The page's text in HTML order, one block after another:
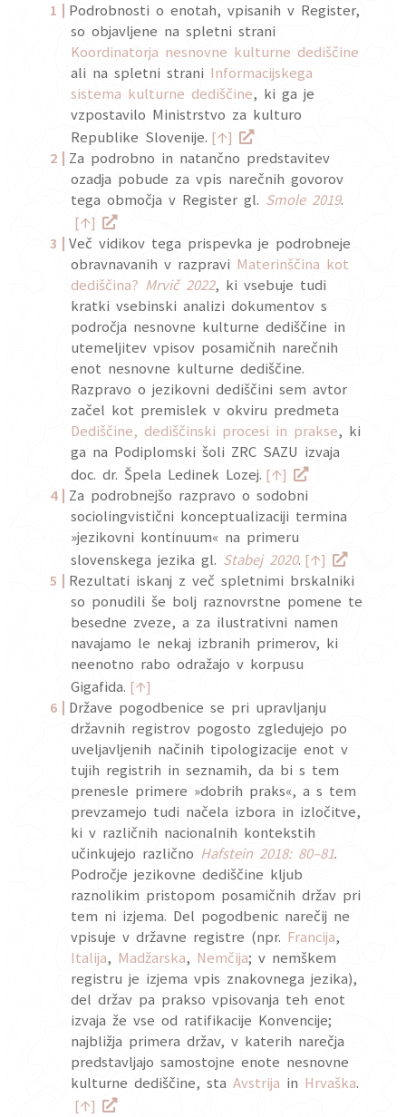
Podrobnosti o enotah, vpisanih v Register,
so objavljene na spletni strani
Koordinatorja nesnovne kulturne dediščine
ali na spletni strani Informacijskega
sistema kulturne dediščine, ki ga je
vzpostavilo Ministrstvo za kulturo
Republike Slovenije. [↑]
Za podrobno in natančno predstavitev
ozadja pobude za vpis narečnih govorov
tega območja v Register gl. Smole 2019.
[↑]
Več vidikov tega prispevka je podrobneje
obravnavanih v razpravi Materinščina kot
dediščina? Mrvič 2022, ki vsebuje tudi
kratki vsebinski analizi dokumentov s
področja nesnovne kulturne dediščine in
utemeljitev vpisov posamičnih narečnih
enot nesnovne kulturne dediščine.
Razpravo o jezikovni dediščini sem avtor
začel kot premislek v okviru predmeta
Dediščine, dediščinski procesi in prakse, ki
ga na Podiplomski šoli ZRC SAZU izvaja
doc. dr. Špela Ledinek Lozej. [↑]
Za podrobnejšo razpravo o sodobni
sociolingvistični konceptualizaciji termina
»jezikovni kontinuum« na primeru
slovenskega jezika gl. Stabej 2020. [↑]
Rezultati iskanj z več spletnimi brskalniki
so ponudili še bolj raznovrstne pomene te
besedne zveze, a za ilustrativni namen
navajamo le nekaj izbranih primerov, ki
neenotno rabo odražajo v korpusu
Gigafida. [↑]
Države pogodbenice se pri upravljanju
državnih registrov pogosto zgledujejo po
uveljavljenih načinih tipologizacije enot v
tujih registrih in seznamih, da bi s tem
prenesle primere »dobrih praks«, a s tem
prevzamejo tudi načela izbora in izločitve,
ki v različnih nacionalnih kontekstih
učinkujejo različno Hafstein 2018: 80–81.
Področje jezikovne dediščine kljub
raznolikim pristopom posamičnih držav pri
tem ni izjema. Del pogodbenic narečij ne
vpisuje v državne registre (npr. Francija,
Italija, Madžarska, Nemčija; v nemškem
registru je izjema vpis znakovnega jezika),
del držav pa prakso vpisovanja teh enot
izvaja že vse od ratifikacije Konvencije;
najbližja primera držav, v katerih narečja
predstavljajo samostojne enote nesnovne
kulturne dediščine, staAvstrija in Hrvaška.
[↑]